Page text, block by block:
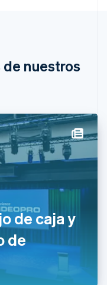
nuestros
de caja y
de